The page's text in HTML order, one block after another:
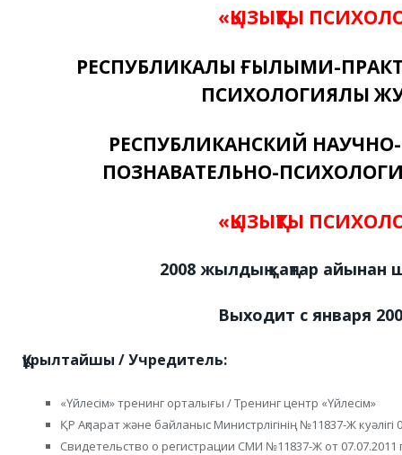
«ҚЫЗЫҚТЫ
РЕСПУБЛИКАЛЫҚ ҒЫЛЫМИ-
ПСИХОЛОГИЯЛЫҚ
РЕСПУБЛИКАНСКИЙ
ПОЗНАВАТЕЛЬНО-
«ҚЫЗЫҚТЫ
2008 жылдың қаңтар айынан
Выходит с января
Құрылтайшы / Учредитель:
«Үйлесім» тренинг орталығы / Тренинг центр «Үйлесім»
ҚР Ақпарат және байланыс Министрлігінің №11837-Ж куәлігі
Cвидетельство о регистрации СМИ №11837-Ж от